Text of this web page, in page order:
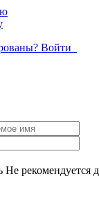
Войти
Не рекомендуется